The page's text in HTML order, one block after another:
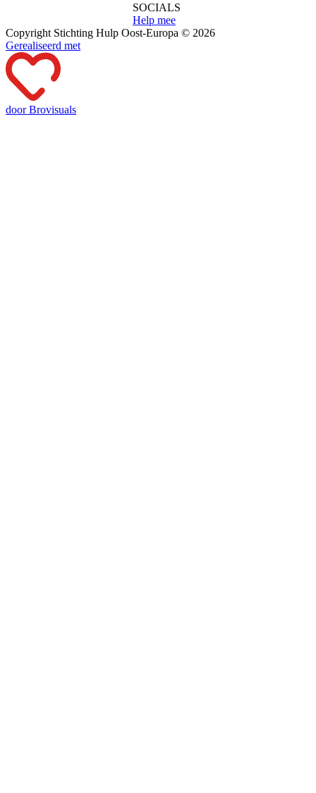
SOCIALS
Help mee
Copyright Stichting Hulp Oost-Europa © 2026
Gerealiseerd met
door Brovisuals